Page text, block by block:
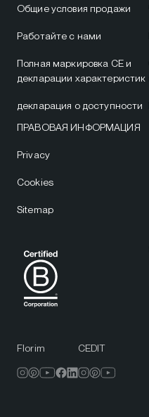
Общие условия продажи
Работайте с нами
Полная маркировка CE и
декларации характеристик
декларация о доступности
ПРАВОВАЯ ИНФОРМАЦИЯ
Privacy
Cookies
Sitemap
Florim CEDIT